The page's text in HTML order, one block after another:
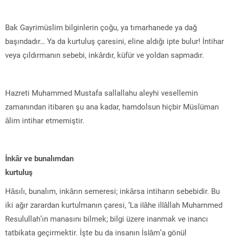
Bak Gayrimüslim bilginlerin çoğu, ya tımarhanede ya dağ
başındadır… Ya da kurtuluş çaresini, eline aldığı ipte bulur! İntihar
veya çıldırmanın sebebi, inkârdır, küfür ve yoldan sapmadır.
Hazreti Muhammed Mustafa sallallahu aleyhi vesellemin
zamanından itibaren şu ana kadar, hamdolsun hiçbir Müslüman
âlim intihar etmemiştir.
İnkâr ve bunalımdan
kurtuluş
Hâsılı, bunalım, inkârın semeresi; inkârsa intiharın sebebidir. Bu
iki ağır zarardan kurtulmanın çaresi, ‘La ilâhe illâllah Muhammed
Resulullah’ın manasını bilmek; bilgi üzere inanmak ve inancı
tatbikata geçirmektir. İşte bu da insanın İslâm’a gönül